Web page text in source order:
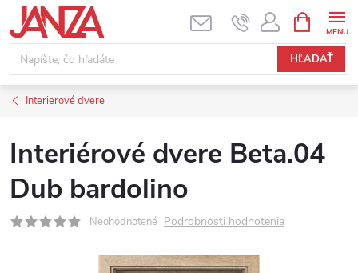
Prejsť na obsah
HĽADAŤ
Interierové dvere
Interiérové dvere Beta.04
Dub bardolino
Neohodnotené Podrobnosti hodnotenia